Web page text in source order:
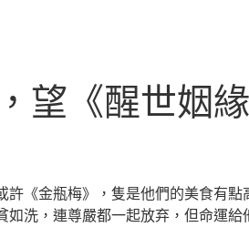
望《醒世姻
許《金瓶梅》，隻是他們的美食有點
洗，連尊嚴都一起放弃，但命運